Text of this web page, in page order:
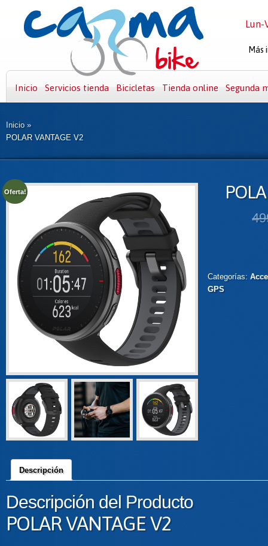
Inicio Servicios tienda Bicicletas Tienda online Segunda
Inicio »
POLAR VANTAGE V2
Oferta!
Categorías:
GPS
Descripción
Descripción del Producto
POLAR VANTAGE V2
Lun-
Más